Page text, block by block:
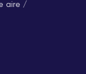
aire /